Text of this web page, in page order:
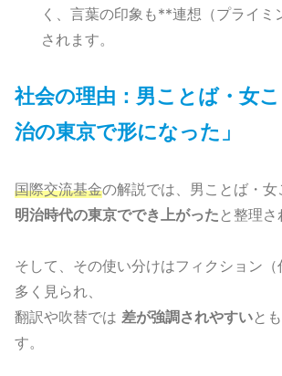
く、言葉の印象も**連想（プライ
されます。
社会の理由：男ことば・女
治の東京で形になった」
国際交流基金の解説では、男ことば・
明治時代の東京ででき上がった と整理さ
そして、その使い分けはフィクション
多く見られ、
翻訳や吹替では 差が強調されやすいと
す。